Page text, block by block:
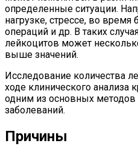
определенные ситуации.
нагрузке, стрессе, во время
операций и др. В таких
лейкоцитов может
выше значений.
Исследование количества
ходе клинического анализа
одним из основных методов
заболеваний.
Причины